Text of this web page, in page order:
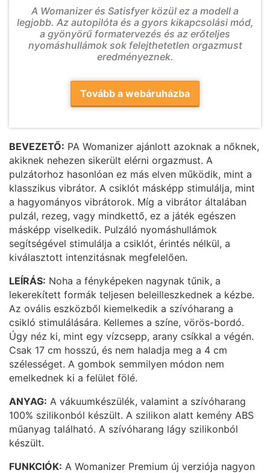
A Womanizer és Satisfyer közül ez a modell a
legjobb. Az autopilóta és a gyors kikapcsolási mód,
a gyönyörű formatervezés és az erőteljes
nyomáshullámok sok felejthetetlen orgazmust
eredményeznek.
Tovább a webáruházba
BEVEZETŐ: PA Womanizer ajánlott azoknak a nőknek,
akiknek nehezen sikerült elérni orgazmust. A
pulzátorhoz hasonlóan ez más elven működik, mint a
klasszikus vibrátor. A csiklót másképp stimulálja, mint
a hagyományos vibrátorok. Míg a vibrátor általában
pulzál, rezeg, vagy mindkettő, ez a játék egészen
másképp viselkedik. Pulzáló nyomáshullámok
segítségével stimulálja a csiklót, érintés nélkül, a
kiválasztott intenzitásnak megfelelően.
LEÍRÁS: Noha a fényképeken nagynak tűnik, a
lekerekített formák teljesen beleilleszkednek a kézbe.
Az ovális eszközből kiemelkedik a szívóharang a
csikló stimulálására. Kellemes a színe, vörös-bordó.
Úgy néz ki, mint egy vízcsepp, arany csíkkal a végén.
Csak 17 cm hosszú, és nem haladja meg a 4 cm
szélességet. A gombok semmilyen módon nem
emelkednek ki a felület fölé.
ANYAG: A vákuumkészülék, valamint a szívóharang
100% szilikonból készült. A szilikon alatt kemény ABS
műanyag található. A szívóharang lágy szilikonból
készült.
FUNKCIÓK: A Womanizer Premium új verziója nagyon